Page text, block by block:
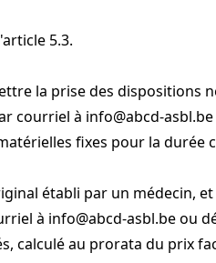
5.3.
la prise des dispositions
courriel à info@abcd-asbl.be
fixes pour la durée
établi par un médecin,
à info@abcd-asbl.beou
calculé au prorata du prix